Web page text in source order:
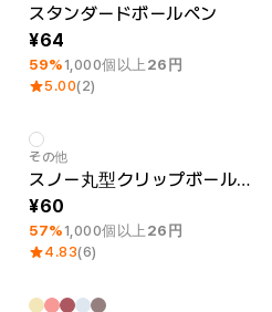
スタンダードボールペン
64
59% 1,000個以上 26円
5.00(2)
最小注文数量 100個
その他
スノー丸型クリップボールペン
60
57% 1,000個以上 26円
4.83(6)